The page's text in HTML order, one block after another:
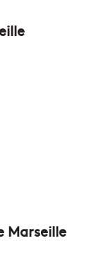
Marseille